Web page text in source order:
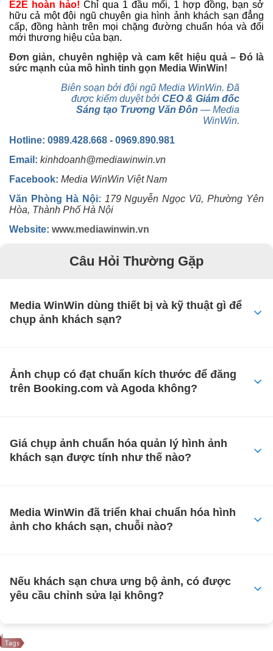
E2E hoàn hảo! Chỉ qua 1 đầu mối, 1 hợp đồng, bạn sở
hữu cả một đội ngũ chuyên gia hình ảnh khách sạn đẳng
cấp, đồng hành trên mọi chặng đường chuẩn hóa và đổi
mới thương hiệu của bạn.
Đơn giản, chuyên nghiệp và cam kết hiệu quả – Đó là
sức mạnh của mô hình tinh gọn Media WinWin!
Biên soạn bởi đội ngũ Media WinWin. Đã
được kiểm duyệt bởi CEO & Giám đốc
Sáng tạo Trương Văn Đôn — Media
WinWin.
Hotline: 0989.428.668 - 0969.890.981
Email: kinhdoanh@mediawinwin.vn
Facebook: Media WinWin Việt Nam
Văn Phòng Hà Nội: 179 Nguyễn Ngọc Vũ, Phường Yên
Hòa, Thành Phố Hà Nội
Website: www.mediawinwin.vn
Câu Hỏi Thường Gặp
Media WinWin dùng thiết bị và kỹ thuật gì để
chụp ảnh khách sạn?
Ảnh chụp có đạt chuẩn kích thước để đăng
trên Booking.com và Agoda không?
Giá chụp ảnh chuẩn hóa quản lý hình ảnh
khách sạn được tính như thế nào?
Media WinWin đã triển khai chuẩn hóa hình
ảnh cho khách sạn, chuỗi nào?
Nếu khách sạn chưa ưng bộ ảnh, có được
yêu cầu chỉnh sửa lại không?